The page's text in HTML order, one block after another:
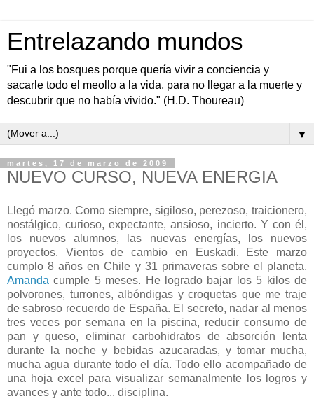
Entrelazando mundos
"Fui a los bosques porque quería vivir a conciencia y
sacarle todo el meollo a la vida, para no llegar a la muerte y
descubrir que no había vivido." (H.D. Thoureau)
▼
martes, 17 de marzo de 2009
NUEVO CURSO, NUEVA ENERGIA
Llegó marzo. Como siempre, sigiloso, perezoso, traicionero,
nostálgico, curioso, expectante, ansioso, incierto. Y con él,
los nuevos alumnos, las nuevas energías, los nuevos
proyectos. Vientos de cambio en Euskadi. Este marzo
cumplo 8 años en Chile y 31 primaveras sobre el planeta.
Amanda cumple 5 meses. He logrado bajar los 5 kilos de
polvorones, turrones, albóndigas y croquetas que me traje
de sabroso recuerdo de España. El secreto, nadar al menos
tres veces por semana en la piscina, reducir consumo de
pan y queso, eliminar carbohidratos de absorción lenta
durante la noche y bebidas azucaradas, y tomar mucha,
mucha agua durante todo el día. Todo ello acompañado de
una hoja excel para visualizar semanalmente los logros y
avances y ante todo... disciplina.